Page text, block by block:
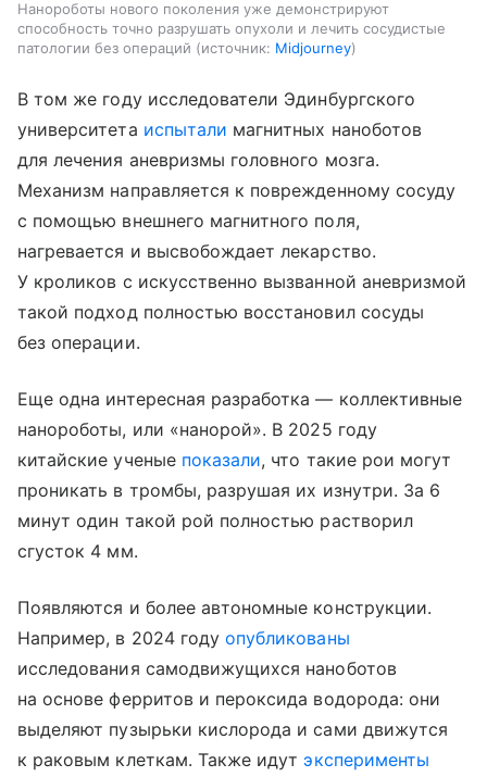
Нанороботы нового поколения уже демонстрируют
способность точно разрушать опухоли и лечить сосудистые
патологии без операций
источник: Midjourney
В том же году исследователи Эдинбургского
университета испытали магнитных наноботов
для лечения аневризмы головного мозга.
Механизм направляется к поврежденному сосуду
с помощью внешнего магнитного поля,
нагревается и высвобождает лекарство.
У кроликов с искусственно вызванной аневризмой
такой подход полностью восстановил сосуды
без операции.
Еще одна интересная разработка — коллективные
нанороботы, или «нанорой». В 2025 году
китайские ученые показали, что такие рои могут
проникать в тромбы, разрушая их изнутри. За 6
минут один такой рой полностью растворил
сгусток 4 мм.
Появляются и более автономные конструкции.
Например, в 2024 годуопубликованы
исследования самодвижущихся наноботов
на основе ферритов и пероксида водорода: они
выделяют пузырьки кислорода и сами движутся
к раковым клеткам. Также идут эксперименты